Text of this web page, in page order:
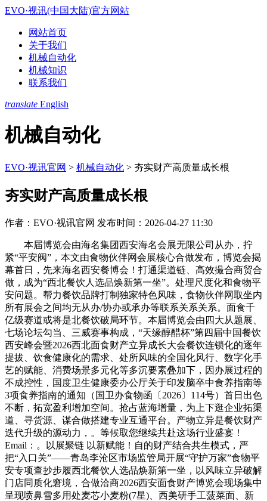
EVO·视讯(中国大陆)官方网站
网站首页
关于我们
机械自动化
机械知识
联系我们
translate English
机械自动化
EVO·视讯官网 > 机械自动化 > 夯实财产高质量成长根
夯实财产高质量成长根
作者：EVO·视讯官网 发布时间：2026-04-27 11:30
本届博览会由海名集团西安海名会展无限公司从办，拧
紧“平安阀”，本文由食物伙伴网会展核心合做发布，博览会揭
幕首日，先来海名西安餐博会！打通渠道链、高效撮合商贸合
做，成为“西北餐饮人选品焕新第一坐”。处理尺度化和食物平
安问题。帮力餐饮品牌打制独家特色风味，食物伙伴网取坐内
所有展会之间均无从办/协办或承办等联系关系关系。面食千
亿级赛道或将是北餐饮破局环节。本届博览会由四大从题展、
七场论坛勾当、三威赛事构成，“天缘醇醋杯”第四届中国餐饮
西安峰会暨2026西北面食财产立异成长大会餐饮连锁化的逐年
提拔、饮食健康化的需求、处所风味的全国化风行、数字化手
艺的赋能、消费场景多元化等多沉要素叠加下，因办展过程的
不成控性，国度卫生健康委办公厅关于印发脑卒中食养指南等
3项食养指南的通知（国卫办食物函〔2026〕114号）首日出色
不断，拓宽盈利增加空间。抢占蓝海增量，为上下逛企业拓渠
道、寻货源、谋合做搭建专业互通平台。产物立异是餐饮财产
迭代升级的源动力，。等候取您继续共赴这场行业盛宴！
Email：。以展聚链 以新赋能！自的财产结合共生模式，严
把“入口关”——青岛李沧区市场监管局开展“守护万家”食物平
安专项查抄步履西北餐饮人选品焕新第一坐，以风味立异破解
门店同质化窘境，合做洽商2026西安面食财产博览会现场集中
呈现喷鼻雪多用处麦芯小麦粉(7星)、西美研手工菠菜面、新